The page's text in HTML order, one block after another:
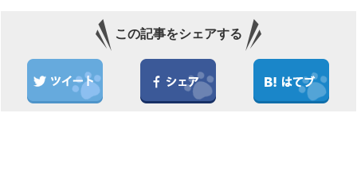
この記事をシェアする